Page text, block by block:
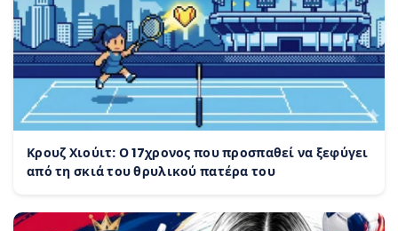
Κρουζ Χιούιτ: Ο 17χρονος που προσπαθεί να ξεφύγει
από τη σκιά του θρυλικού πατέρα του